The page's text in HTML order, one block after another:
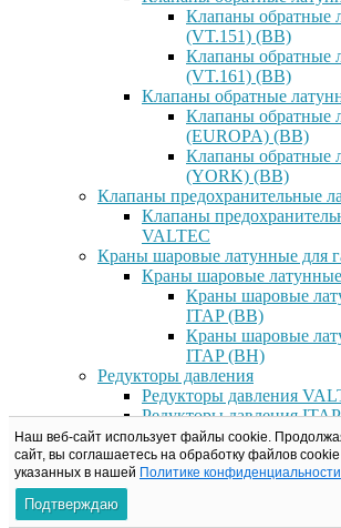
Клапаны обратные
(VT.151) (ВВ)
Клапаны обратные
(VT.161) (ВВ)
Клапаны обратные
Клапаны обратные
(EUROPA) (ВВ)
Клапаны обратные
(YORK) (ВВ)
Клапаны предохранительные
Клапаны
VALTEC
Краны шаровые латунные для
Краны шаровые
Краны шаровые
ITAP (ВВ)
Краны шаровые
ITAP (ВН)
Редукторы давления
Редукторы давления
Редукторы давления ITAP
Редукторы давление RBM
Фильтры латунные
Фильтры латунные
Наш веб-сайт использует файлы cookie.
сайт, вы соглашаетесь на обработку файлов
указанных в нашей Политике конфиденциальности
Подтверждаю